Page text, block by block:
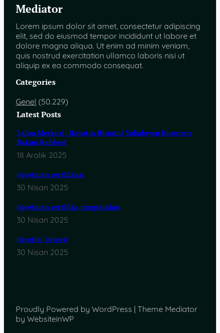
Mediator
Lorem ipsum dolor sit amet, consectetur adipiscing
elit, sed do eiusmod tempor incididunt ut labore et
dolore magna aliqua. Ut enim ad minim veniam,
quis nostrud exercitation ullamco laboris nisi ut
aliquip ex ea commodo consequat.
Categories
Genel (50.229)
Latest Posts
Salon Merkezi: Hayatın Ritmini Yakalayan Kusursuz
Bakım Rehberi
18 Aralık 2025
öğretmen sertifikası
30 Nisan 2025
öğretmen sertifika programları
30 Nisan 2025
öğretici belgesi
30 Nisan 2025
Proudly Powered by WordPress | Theme Mediator
by WebsiteinWP